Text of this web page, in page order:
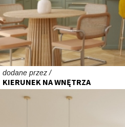
dodane przez /
KIERUNEK NA WNĘTRZA